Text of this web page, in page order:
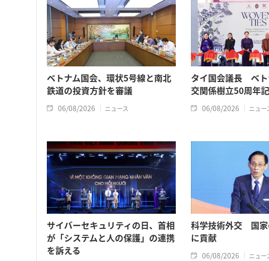
ベトナム国会、環状5号線と南北
鉄道の投資方針を審議
06/08/2026 ニュース
タイ国会議長 ベト
交関係樹立50周年
06/08/2026 ニュー
サイバーセキュリティの日、首相
が「システムと人の保護」の連携
を訴える
科学技術外交 国家
に貢献
06/08/2026 ニュー